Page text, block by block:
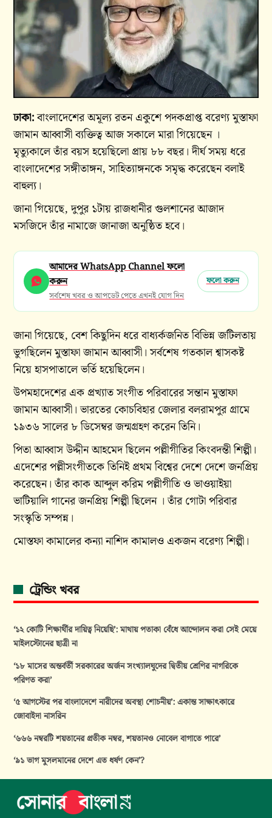
ঢাকা:বাংলাদেশের অমূল্য রতন একুশে পদকপ্রাপ্ত বরেণ্য মুস্তাফা
জামান আব্বাসী ব্যক্তিত্ব আজ সকালে মারা গিয়েছেন ।
মৃত্যুকালে তাঁর বয়স হয়েছিলো প্রায় ৮৮ বছর। দীর্ঘ সময় ধরে
বাংলাদেশের সঙ্গীতাঙ্গন, সাহিত্যাঙ্গনকে সমৃদ্ধ করেছেন বলাই
বাহুল্য।
জানা গিয়েছে, দুপুর ১টায় রাজধানীর গুলশানের আজাদ
মসজিদে তাঁর নামাজে জানাজা অনুষ্ঠিত হবে।
আমাদের WhatsApp Channel ফলো
করুন
সর্বশেষ খবর ও আপডেট পেতে এখনই যোগ দিন
ফলো করুন
জানা গিয়েছে, বেশ কিছুদিন ধরে বাধ্যর্কজনিত বিভিন্ন জটিলতায়
ভুগছিলেন মুস্তাফা জামান আব্বাসী। সর্বশেষ গতকাল শ্বাসকষ্ট
নিয়ে হাসপাতালে ভর্তি হয়েছিলেন।
উপমহাদেশের এক প্রখ্যাত সংগীত পরিবারের সন্তান মুস্তাফা
জামান আব্বাসী। ভারতের কোচবিহার জেলার বলরামপুর গ্রামে
১৯৩৬ সালের ৮ ডিসেম্বর জন্মগ্রহণ করেন তিনি।
পিতা আব্বাস উদ্দীন আহমেদ ছিলেন পল্লীগীতির কিংবদন্তী শিল্পী।
এদেশের পল্লীসংগীতকে তিনিই প্রথম বিশ্বের দেশে দেশে জনপ্রিয়
করেছেন। তাঁর কাক আব্দুল করিম পল্লীগীতি ও ভাওয়াইয়া
ভাটিয়ালি গানের জনপ্রিয় শিল্পী ছিলেন । তাঁর গোটা পরিবার
সংস্কৃতি সম্পন্ন।
মোস্তফা কামালের কন্যা নাশিদ কামালও একজন বরেণ্য শিল্পী।
ট্রেন্ডিং খবর
‘১২ কোটি শিক্ষার্থীর দায়িত্ব নিয়েছি’: মাথায় পতাকা বেঁধে আন্দোলন করা সেই মেয়ে
মাইলস্টোনের ছাত্রী না
‘১৮ মাসের অন্তর্বর্তী সরকারের অর্জন সংখ্যালঘুদের দ্বিতীয় শ্রেণির নাগরিকে
পরিণত করা’
‘৫ আগস্টের পর বাংলাদেশে নারীদের অবস্থা শোচনীয়’: একান্ত সাক্ষাৎকারে
জোবাইদা নাসরিন
‘৬৬৬ নম্বরটি শয়তানের প্রতীক নম্বর, শয়তানও নোবেল বাগাতে পারে’
‘৯১ ভাগ মুসলমানের দেশে এত ধর্ষণ কেন’?